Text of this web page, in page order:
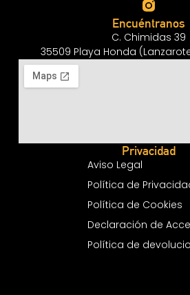
Encuéntranos
C. Chimidas 39
35509 Playa Honda
Privacidad
Aviso Legal
Política de
Política de Cookies
Declaración de
Política de